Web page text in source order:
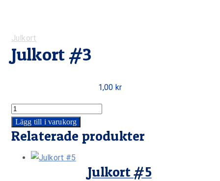
Kategori:
Julkort
Julkort #3
1,00 kr
Antal
Lägg till i varukorg
Relaterade produkter
Julkort #5